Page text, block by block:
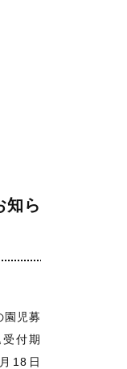
ら
園児募
付期
18日